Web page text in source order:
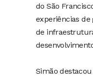
do São
experiências de
de
Simão